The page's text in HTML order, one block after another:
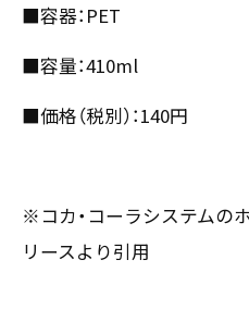
■容器：PET
■容量：410ml
■価格（税別）：140円
※コカ・コーラシステムの
リースより引用